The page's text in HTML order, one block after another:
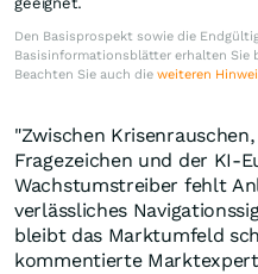
Den Basisprospekt sowie die
Basisinformationsblätter erhalten Sie
Beachten Sie auch die weiteren
"Zwischen
Fragezeichen und der KI-
Wachstumstreiber fehlt
verlässliches
bleibt das Marktumfeld
kommentierte